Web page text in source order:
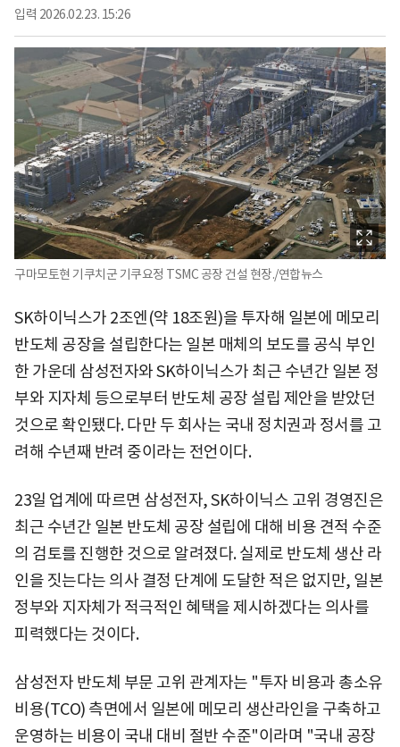
입력 2026.02.23. 15:26
구마모토현 기쿠치군 기쿠요정 TSMC 공장 건설 현장./연합뉴스
SK하이닉스가 2조엔(약 18조원)을 투자해 일본에 메모리
반도체 공장을 설립한다는 일본 매체의 보도를 공식 부인
한 가운데 삼성전자와 SK하이닉스가 최근 수년간 일본 정
부와 지자체 등으로부터 반도체 공장 설립 제안을 받았던
것으로 확인됐다. 다만 두 회사는 국내 정치권과 정서를 고
려해 수년째 반려 중이라는 전언이다.
23일 업계에 따르면 삼성전자, SK하이닉스 고위 경영진은
최근 수년간 일본 반도체 공장 설립에 대해 비용 견적 수준
의 검토를 진행한 것으로 알려졌다. 실제로 반도체 생산 라
인을 짓는다는 의사 결정 단계에 도달한 적은 없지만, 일본
정부와 지자체가 적극적인 혜택을 제시하겠다는 의사를
피력했다는 것이다.
삼성전자 반도체 부문 고위 관계자는 "투자 비용과 총소유
비용(TCO) 측면에서 일본에 메모리 생산라인을 구축하고
운영하는 비용이 국내 대비 절반 수준"이라며 "국내 공장